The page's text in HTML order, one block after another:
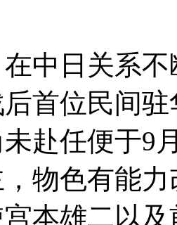
日关系不
首位民间
赴任便于9
物色有能
本雄二以